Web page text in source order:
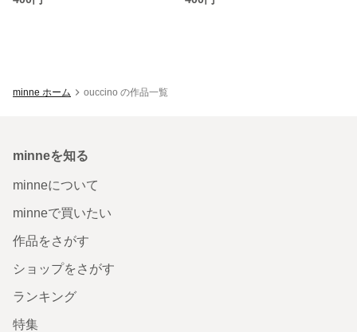
minne ホーム ouccino の作品一覧
minneを知る
minneについて
minneで買いたい
作品をさがす
ショップをさがす
ランキング
特集